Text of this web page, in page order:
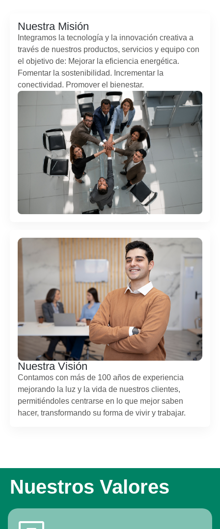
Nuestra Misión
Integramos la tecnología y la innovación creativa a
través de nuestros productos, servicios y equipo con
el objetivo de: Mejorar la eficiencia energética.
Fomentar la sostenibilidad. Incrementar la
conectividad. Promover el bienestar.
Nuestra Visión
Contamos con más de 100 años de experiencia
mejorando la luz y la vida de nuestros clientes,
permitiéndoles centrarse en lo que mejor saben
hacer, transformando su forma de vivir y trabajar.
Nuestros Valores